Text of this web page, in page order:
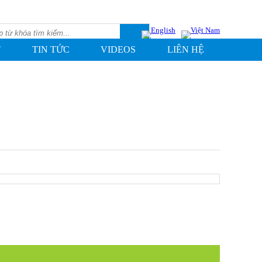
TIN TỨC VIDEOS LIÊN HỆ